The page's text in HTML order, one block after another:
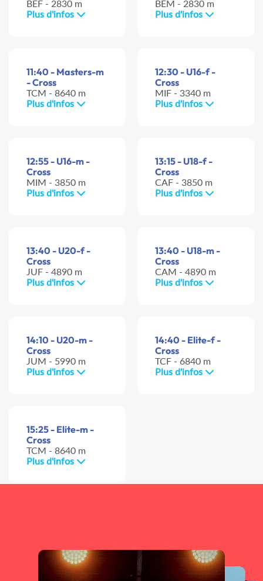
BEF - 2830 m
Plus d'infos
BEM - 2830 m
Plus d'infos
11:40 - Masters-m
- Cross
TCM - 8640 m
Plus d'infos
12:30 - U16-f -
Cross
MIF - 3340 m
Plus d'infos
12:55 - U16-m -
Cross
MIM - 3850 m
Plus d'infos
13:15 - U18-f -
Cross
CAF - 3850 m
Plus d'infos
13:40 - U20-f -
Cross
JUF - 4890 m
Plus d'infos
13:40 - U18-m -
Cross
CAM - 4890 m
Plus d'infos
14:10 - U20-m -
Cross
JUM - 5990 m
Plus d'infos
14:40 - Elite-f -
Cross
TCF - 6840 m
Plus d'infos
15:25 - Elite-m -
Cross
TCM - 8640 m
Plus d'infos